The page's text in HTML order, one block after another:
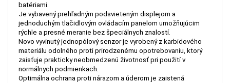
batériami.
Je vybavený prehľadným podsvieteným displejom a
jednoduchým tlačidlovým ovládacím panelom umožňujúcim
rýchle a presné meranie bez špeciálnych znalostí.
Novo vyvinutý jednopólový senzor je vyrobený z karbidového
materiálu odolného proti prirodzenému opotrebovaniu, ktorý
zaisťuje prakticky neobmedzenú životnosť pri použití v
normálnych podmienkach.
Optimálna ochrana proti nárazom a úderom je zaistená